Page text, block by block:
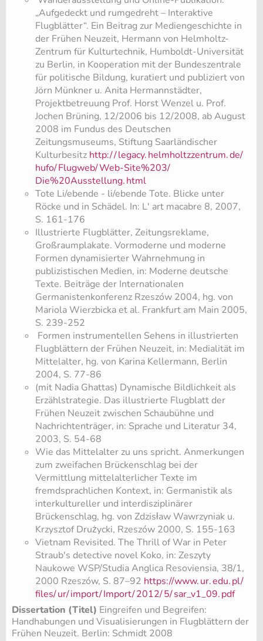
„Aufgedeckt und rumgedreht – Interaktive
Flugblätter“. Ein Beitrag zur Mediengeschichte in
der Frühen Neuzeit, Hermann von Helmholtz-
Zentrum für Kulturtechnik, Humboldt-Universität
zu Berlin, in Kooperation mit der Bundeszentrale
für politische Bildung, kuratiert und publiziert von
Jörn Münkner u. Anita Hermannstädter,
Projektbetreuung Prof. Horst Wenzel u. Prof.
Jochen Brüning, 12/2006 bis 12/2008, ab August
2008 im Fundus des Deutschen
Zeitungsmuseums, Stiftung Saarländischer
Kulturbesitz http://legacy.helmholtzzentrum.de/
hufo/Flugweb/Web-Site%203/
Die%20Ausstellung.html
Tote Li/ebende - li/ebende Tote. Blicke unter
Röcke und in Schädel. In: L' art macabre 8, 2007,
S. 161-176
​Illustrierte Flugblätter, Zeitungsreklame,
Großraumplakate. Vormoderne und moderne
Formen dynamisierter Wahrnehmung in
publizistischen Medien, in: Moderne deutsche
Texte. Beiträge der Internationalen
Germanistenkonferenz Rzeszów 2004, hg. von
Mariola Wierzbicka et al. Frankfurt am Main 2005,
S. 239-252
​ Formen instrumentellen Sehens in illustrierten
Flugblättern der Frühen Neuzeit, in: Medialität im
Mittelalter, hg. von Karina Kellermann, Berlin
2004, S. 77-86
​(mit Nadia Ghattas) Dynamische Bildlichkeit als
Erzählstrategie. Das illustrierte Flugblatt der
Frühen Neuzeit zwischen Schaubühne und
Nachrichtenträger, in: Sprache und Literatur 34,
2003, S. 54-68
​Wie das Mittelalter zu uns spricht. Anmerkungen
zum zweifachen Brückenschlag bei der
Vermittlung mittelalterlicher Texte im
fremdsprachlichen Kontext, in: Germanistik als
interkultureller und interdisziplinärer
Brückenschlag, hg. von Zdzisław Wawrzyniak u.
Krzysztof Drużycki, Rzeszów 2000, S. 155-163
Vietnam Revisited. The Thrill of War in Peter
Straub's detective novel Koko, in: Zeszyty
Naukowe WSP/Studia Anglica Resoviensia, 38/1,
2000 Rzeszów, S. 87–92 https://www.ur.edu.pl/
files/ur/import/Import/2012/5/sar_v1_09.pdf
Dissertation (Titel) Eingreifen und Begreifen:
Handhabungen und Visualisierungen in Flugblättern der
Frühen Neuzeit. Berlin: Schmidt 2008